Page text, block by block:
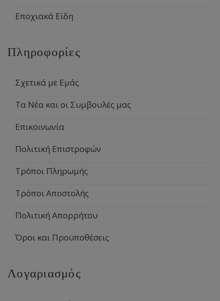
Εποχιακά Είδη
Πληροφορίες
Σχετικά με Εμάς
Τα Νέα και οι Συμβουλές μας
Επικοινωνία
Πολιτική Επιστροφών
Τρόποι Πληρωμής
Τρόποι Αποστολής
Πολιτική Απορρήτου
Όροι και Προϋποθέσεις
Λογαριασμός